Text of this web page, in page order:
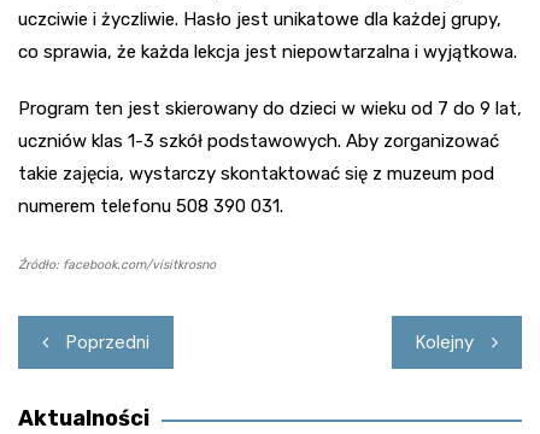
uczciwie i życzliwie. Hasło jest unikatowe dla każdej grupy,
co sprawia, że każda lekcja jest niepowtarzalna i wyjątkowa.
Program ten jest skierowany do dzieci w wieku od 7 do 9 lat,
uczniów klas 1-3 szkół podstawowych. Aby zorganizować
takie zajęcia, wystarczy skontaktować się z muzeum pod
numerem telefonu 508 390 031.
Źródło: facebook.com/visitkrosno
Nawigacja
wpisu
Poprzedni Kolejny
Aktualności